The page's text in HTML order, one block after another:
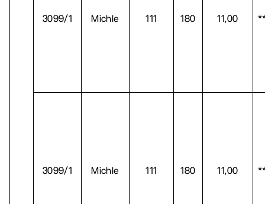
3099/1 Michle 111 180 11,00
3099/1 Michle 111 180 11,00